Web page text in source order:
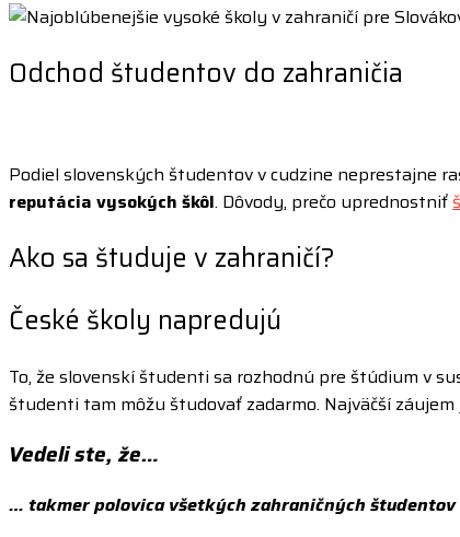
Odchod študentov do zahraničia
Podiel slovenských študentov v cudzine neprestajne
reputácia vysokých škôl. Dôvody, prečo uprednostniť
Ako sa študuje v zahraničí?
České školy napredujú
To, že slovenskí študenti sa rozhodnú pre štúdium v
študenti tam môžu študovať zadarmo. Najväčší
Vedeli ste, že…
… takmer polovica všetkých zahraničných študentov